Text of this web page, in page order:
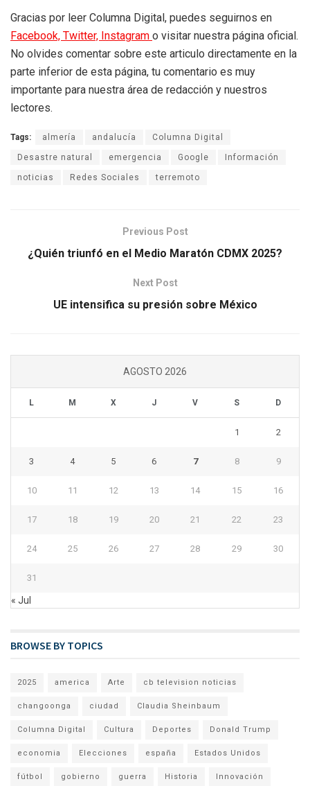
Gracias por leer Columna Digital, puedes seguirnos en
Facebook, Twitter, Instagram o visitar nuestra página oficial.
No olvides comentar sobre este articulo directamente en la
parte inferior de esta página, tu comentario es muy
importante para nuestra área de redacción y nuestros
lectores.
Tags: almería andalucía Columna Digital
Desastre natural emergencia Google Información
noticias Redes Sociales terremoto
Previous Post
¿Quién triunfó en el Medio Maratón CDMX 2025?
Next Post
UE intensifica su presión sobre México
AGOSTO 2026
L M X J V S D
1 2
3 4 5 6 7 8 9
10 11 12 13 14 15 16
17 18 19 20 21 22 23
24 25 26 27 28 29 30
31
« Jul
BROWSE BY TOPICS
2025 america Arte cb television noticias
changoonga ciudad Claudia Sheinbaum
Columna Digital Cultura Deportes Donald Trump
economia Elecciones españa Estados Unidos
fútbol gobierno guerra Historia Innovación